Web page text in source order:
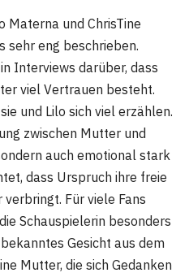
Materna und ChrisTine
sehr eng beschrieben.
Interviews darüber, dass
viel Vertrauen besteht.
und Lilo sich viel erzählen.
zwischen Mutter und
auch emotional stark
dass Urspruch ihre freie
Für viele Fans
Schauspielerin besonders
Gesicht aus dem
Mutter, die sich Gedanken